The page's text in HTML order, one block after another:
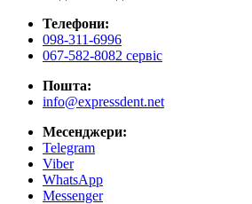
Телефони:
098-311-6996
067-582-8082 сервіс
Пошта:
info@expressdent.net
Месенджери:
Telegram
Viber
WhatsApp
Messenger